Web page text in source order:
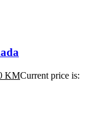
KMCurrent price is: